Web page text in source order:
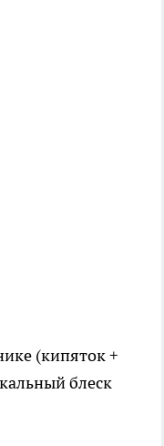
(кипяток +
блеск